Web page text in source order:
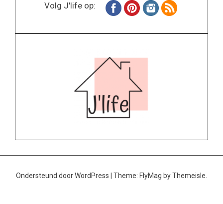
Volg J'life op:
Ondersteund door WordPress Theme: FlyMag by Themeisle.